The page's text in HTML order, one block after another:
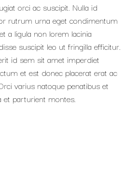
orci ac suscipit. Nulla id
rutrum urna eget condimentum
a ligula non lorem lacinia
suscipit leo ut fringilla efficitur.
id sem sit amet imperdiet
et est donec placerat erat ac
varius natoque penatibus et
parturient montes.